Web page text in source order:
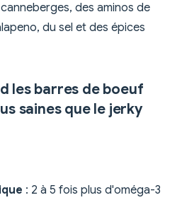
des aminos de
du sel et des épices
les barres de boeuf
saines que le jerky
: 2 à 5 fois plus d'oméga-3